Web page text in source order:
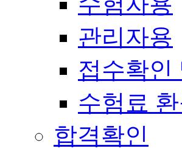
관리자용
접수확인
수험료
합격확인